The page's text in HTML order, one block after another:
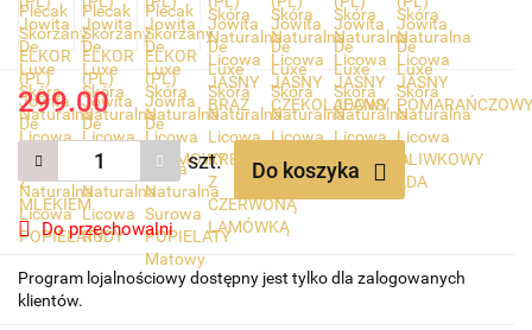
299.00
szt. Do koszyka
Do przechowalni
Program lojalnościowy dostępny jest tylko dla zalogowanych
klientów.